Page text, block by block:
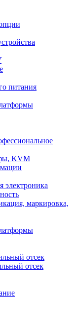
питания
KVM
электроника
маркировка,
отсек
отсек